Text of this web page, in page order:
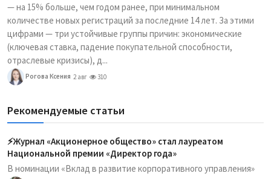
— на 15% больше, чем годом ранее, при минимальном
количестве новых регистраций за последние 14 лет. За этими
цифрами — три устойчивые группы причин: экономические
(ключевая ставка, падение покупательной способности,
отраслевые кризисы), д...
Рогова Ксения 2 авг 310
Рекомендуемые статьи
⚡️Журнал «Акционерное общество» стал лауреатом
Национальной премии «Директор года»
В номинации «Вклад в развитие корпоративного управления»